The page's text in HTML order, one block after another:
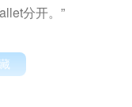
分开。”